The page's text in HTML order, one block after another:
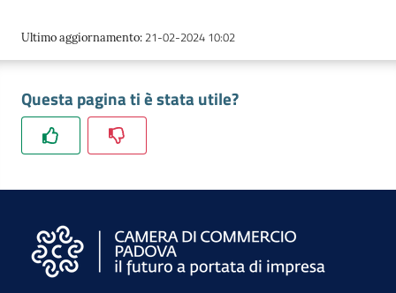
Promuovere
Impresa
e
territorio
Impresa
Consumatore
Ultimo aggiornamento: 21-02-2024 10:02
Questa pagina ti è stata utile?